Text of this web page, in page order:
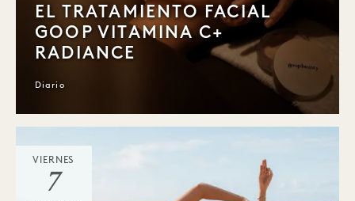
EL TRATAMIENTO FACIAL
GOOP VITAMINA C+
RADIANCE
Diario
VIERNES
7